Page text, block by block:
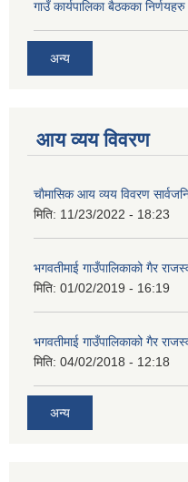
गाउँ कार्यपालिका बैठकका
अन्य
आय व्यय विवरण
चाैमासिक आय व्यय विवरण
मिति: 11/23/2022 - 18:23
भगवतीमाई गाउँपालिकाको गैर
मिति: 01/02/2019 - 16:19
भगवतीमाई गाउँपालिकाको गैर
मिति: 04/02/2018 - 12:18
अन्य